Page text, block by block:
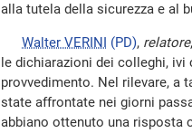
alla tutela della sicurezza e al
Walter VERINI (PD), relatore
le dichiarazioni dei colleghi,
provvedimento. Nel rilevare, a
state affrontate nei giorni
abbiano ottenuto una risposta